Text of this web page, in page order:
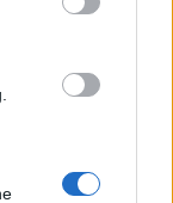
a nie
Nie
dopiero
Czy